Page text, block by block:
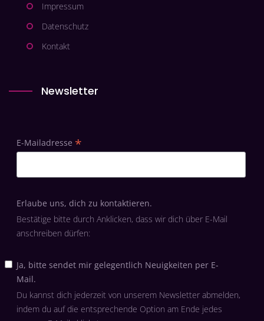
Impressum
Datenschutz
Kontakt
Newsletter
E-Mailadresse *
Erlaube uns, dich zu kontaktieren.
Bestätige bitte durch Anklicken, dass wir dich über E-Mail
anschreiben dürfen:
Ja, bitte sendet mir gelegentlich Neuigkeiten per E-
Mail.
Du kannst dich jederzeit von unserem Newsletter abmelden,
indem du auf die entsprechende Option am Ende jedes